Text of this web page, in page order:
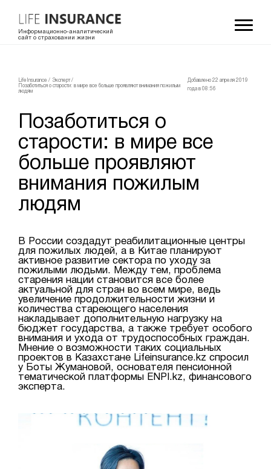
Информационно-аналитический
сайт о страховании жизни
LifeInsurance / Эксперт/
Позаботиться о старости: в мире все больше проявляют внимания пожилым
людям
Добавлено 22 апреля 2019
года в 08:56
Позаботиться о
старости: в мире все
больше проявляют
внимания пожилым
людям
В России создадут реабилитационные центры
для пожилых людей, а в Китае планируют
активное развитие сектора по уходу за
пожилыми людьми. Между тем, проблема
старения нации становится все более
актуальной для стран во всем мире, ведь
увеличение продолжительности жизни и
количества стареющего населения
накладывает дополнительную нагрузку на
бюджет государства, а также требует особого
внимания и ухода от трудоспособных граждан.
Мнение о возможности таких социальных
проектов в Казахстане Lifeinsurance.kz спросил
у Боты Жумановой, основателя пенсионной
тематической платформы ENPI.kz, финансового
эксперта.